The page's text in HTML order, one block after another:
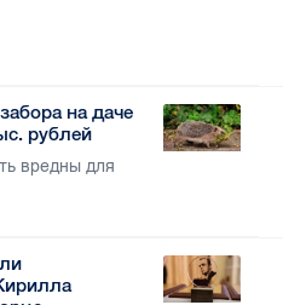
на даче
рублей
вредны для